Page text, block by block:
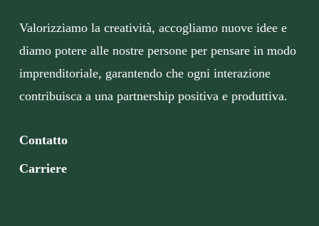
Valorizziamo la creatività, accogliamo nuove idee e
diamo potere alle nostre persone per pensare in modo
imprenditoriale, garantendo che ogni interazione
contribuisca a una partnership positiva e produttiva.
Contatto
Carriere